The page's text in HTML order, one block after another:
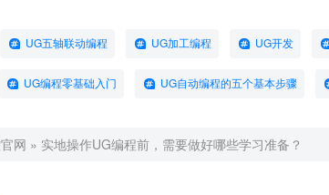
UG五轴联动编程 UG加工编程 UG开发
UG编程零基础入门 UG自动编程的五个基本步骤
网 » 实地操作UG编程前，需要做好哪些学习准备？